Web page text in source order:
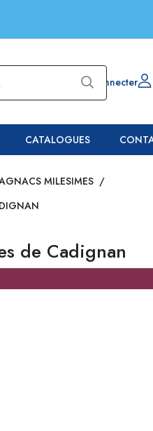
Se connecter
CATALOGUES
MILESIMES /
de Cadignan